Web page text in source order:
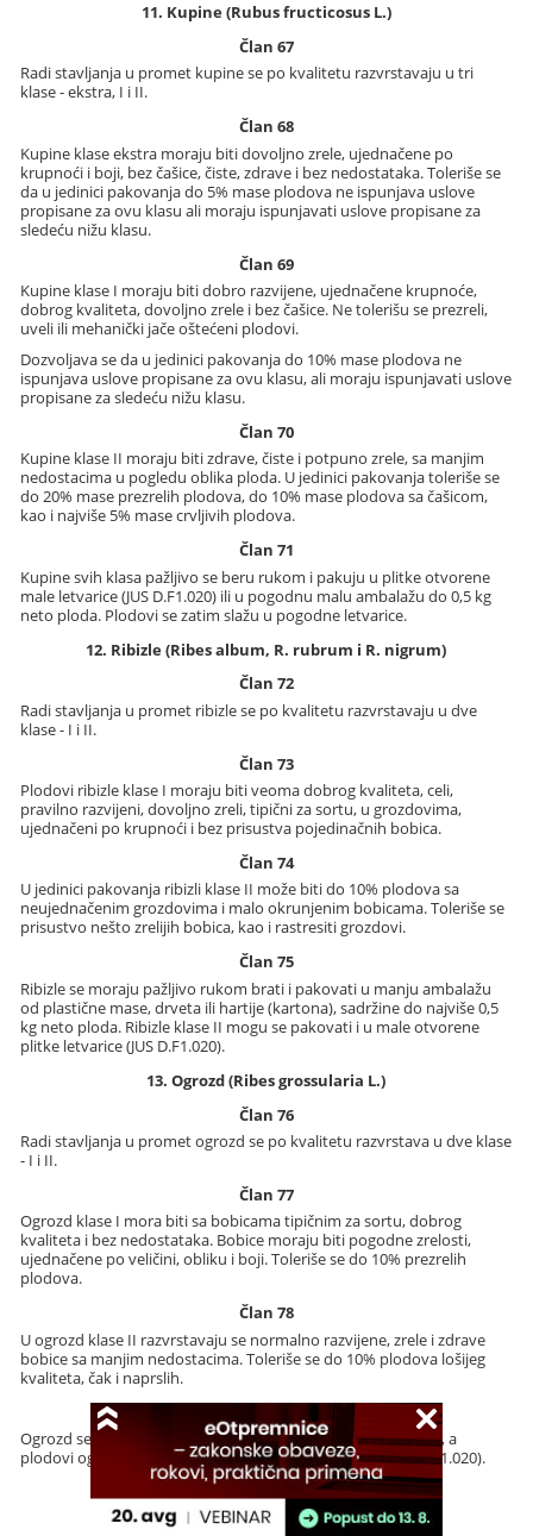
11. Kupine (Rubus fructicosus L.)
Član 67
Radi stavljanja u promet kupine se po kvalitetu razvrstavaju u tri
klase - ekstra, I i II.
Član 68
Kupine klase ekstra moraju biti dovoljno zrele, ujednačene po
krupnoći i boji, bez čašice, čiste, zdrave i bez nedostataka. Toleriše se
da u jedinici pakovanja do 5% mase plodova ne ispunjava uslove
propisane za ovu klasu ali moraju ispunjavati uslove propisane za
sledeću nižu klasu.
Član 69
Kupine klase I moraju biti dobro razvijene, ujednačene krupnoće,
dobrog kvaliteta, dovoljno zrele i bez čašice. Ne tolerišu se prezreli,
uveli ili mehanički jače oštećeni plodovi.
Dozvoljava se da u jedinici pakovanja do 10% mase plodova ne
ispunjava uslove propisane za ovu klasu, ali moraju ispunjavati uslove
propisane za sledeću nižu klasu.
Član 70
Kupine klase II moraju biti zdrave, čiste i potpuno zrele, sa manjim
nedostacima u pogledu oblika ploda. U jedinici pakovanja toleriše se
do 20% mase prezrelih plodova, do 10% mase plodova sa čašicom,
kao i najviše 5% mase crvljivih plodova.
Član 71
Kupine svih klasa pažljivo se beru rukom i pakuju u plitke otvorene
male letvarice (JUS D.F1.020) ili u pogodnu malu ambalažu do 0,5 kg
neto ploda. Plodovi se zatim slažu u pogodne letvarice.
12. Ribizle (Ribes album, R. rubrum i R. nigrum)
Član 72
Radi stavljanja u promet ribizle se po kvalitetu razvrstavaju u dve
klase - I i II.
Član 73
Plodovi ribizle klase I moraju biti veoma dobrog kvaliteta, celi,
pravilno razvijeni, dovoljno zreli, tipični za sortu, u grozdovima,
ujednačeni po krupnoći i bez prisustva pojedinačnih bobica.
Član 74
U jedinici pakovanja ribizli klase II može biti do 10% plodova sa
neujednačenim grozdovima i malo okrunjenim bobicama. Toleriše se
prisustvo nešto zrelijih bobica, kao i rastresiti grozdovi.
Član 75
Ribizle se moraju pažljivo rukom brati i pakovati u manju ambalažu
od plastične mase, drveta ili hartije (kartona), sadržine do najviše 0,5
kg neto ploda. Ribizle klase II mogu se pakovati i u male otvorene
plitke letvarice (JUS D.F1.020).
13. Ogrozd (Ribes grossularia L.)
Član 76
Radi stavljanja u promet ogrozd se po kvalitetu razvrstava u dve klase
- I i II.
Član 77
Ogrozd klase I mora biti sa bobicama tipičnim za sortu, dobrog
kvaliteta i bez nedostataka. Bobice moraju biti pogodne zrelosti,
ujednačene po veličini, obliku i boji. Toleriše se do 10% prezrelih
plodova.
Član 78
U ogrozd klase II razvrstavaju se normalno razvijene, zrele i zdrave
bobice sa manjim nedostacima. Toleriše se do 10% plodova lošijeg
kvaliteta, čak i naprslih.
Ogrozd se pakuje u male kontejnere sadržine do 0,5 kg neto, a
plodovi ogrozda klase II i u otvorene plitke letvarice (JUS D.F1.020).
14. Borovnice (Vaccinium myrtillus)
Član 80